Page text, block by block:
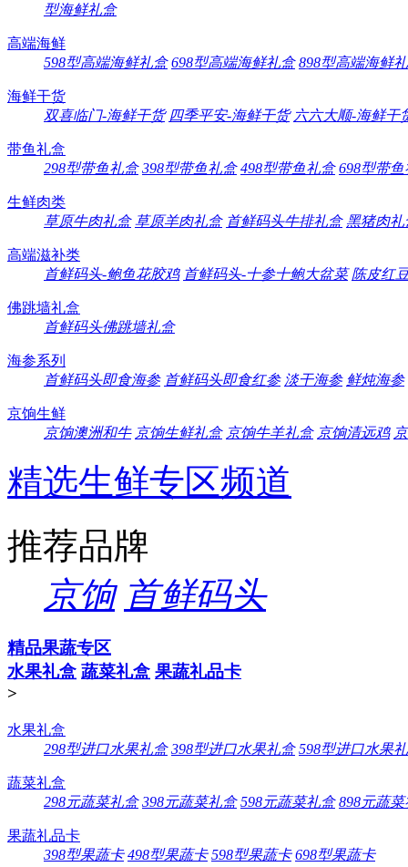
型海鲜礼盒
高端海鲜
598型高端海鲜礼盒 698型高端海鲜礼盒 898型高端海鲜
海鲜干货
双喜临门-海鲜干货 四季平安-海鲜干货 六六大顺-海鲜干
带鱼礼盒
298型带鱼礼盒 398型带鱼礼盒 498型带鱼礼盒 698型带鱼
生鲜肉类
草原牛肉礼盒 草原羊肉礼盒 首鲜码头牛排礼盒 黑猪肉礼
高端滋补类
首鲜码头-鲍鱼花胶鸡 首鲜码头-十参十鲍大盆菜 陈皮红
佛跳墙礼盒
首鲜码头佛跳墙礼盒
海参系列
首鲜码头即食海参 首鲜码头即食红参 淡干海参 鲜炖海参
京饷生鲜
京饷澳洲和牛 京饷生鲜礼盒 京饷牛羊礼盒 京饷清远鸡
精选生鲜专区频道
推荐品牌
京饷 首鲜码头
精品果蔬专区
水果礼盒 蔬菜礼盒 果蔬礼品卡
>
水果礼盒
298型进口水果礼盒 398型进口水果礼盒 598型进口水果
蔬菜礼盒
298元蔬菜礼盒 398元蔬菜礼盒 598元蔬菜礼盒 898元蔬菜
果蔬礼品卡
398型果蔬卡 498型果蔬卡 598型果蔬卡 698型果蔬卡